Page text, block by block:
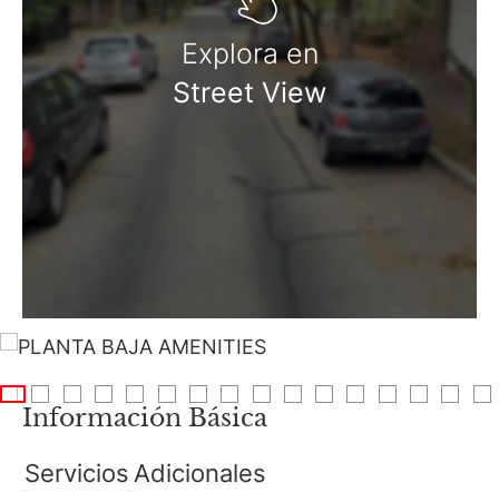
Vincent Tower se consolida como la mejor
oportunidad para vivir e invertir.
"Se deja constancia que los m2 informados en las
publicaciones son aproximados, al igual que las
medidas parciales y están sujetos a verificación y/o
ajustes. El precio del inmueble puede ser modificado
sin previo aviso. Dado que se trata de un inmueble en
construcción, los detalles de terminación y la fecha
de entrega están sujetos a revisión. Los renders son
unidades publicadas están sujetas a disponibilidad.
C. D´ARIA S.A. actúa solamente en carácter de
Explora en
Street View
Información Básica
Servicios Adicionales